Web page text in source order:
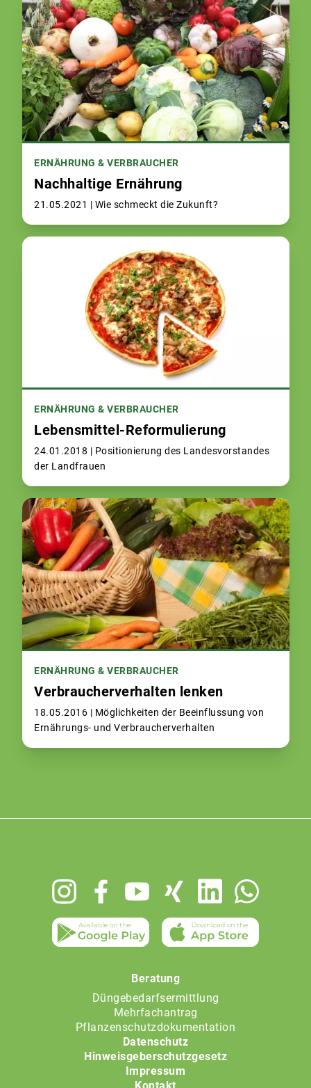
ERNÄHRUNG & VERBRAUCHER
Nachhaltige Ernährung
21.05.2021 | Wie schmeckt die Zukunft?
ERNÄHRUNG & VERBRAUCHER
Lebensmittel-Reformulierung
24.01.2018 | Positionierung des Landesvorstandes
der Landfrauen
ERNÄHRUNG & VERBRAUCHER
Verbraucherverhalten lenken
18.05.2016 | Möglichkeiten der Beeinflussung von
Ernährungs- und Verbraucherverhalten
Beratung
Düngebedarfsermittlung
Mehrfachantrag
Pflanzenschutzdokumentation
Datenschutz
Hinweisgeberschutzgesetz
Impressum